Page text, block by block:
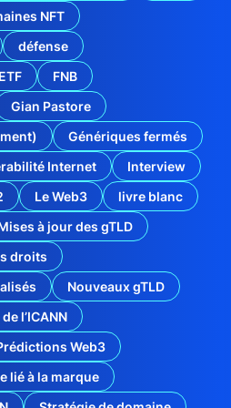
NFT
défense
ETF
FNB
Gian Pastore
Génériques fermés
Internet
Interview
Le Web3
livre blanc
à jour des gTLD
droits
Nouveaux gTLD
l’ICANN
Web3
lié à la marque